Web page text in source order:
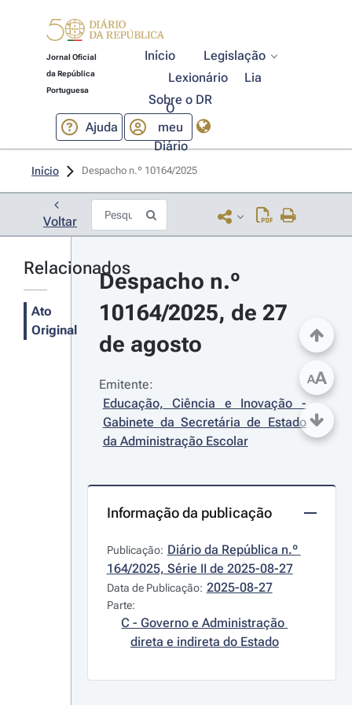
Jornal Oficial
da República
Portuguesa
Início
Legislação
Lexionário
Lia
Sobre o DR
Ajuda
O
meu
Diário
Início Despacho n.º 10164/2025
Voltar
Relacionados
Ato
Original
Despacho n.º
10164/2025, de 27
de agosto
Emitente:
Educação, Ciência e Inovação -
Gabinete da Secretária de Estado
da Administração Escolar
Informação da publicação
Publicação: Diário da República n.º
164/2025, Série II de 2025-08-27
Data de Publicação: 2025-08-27
Parte:
C - Governo e Administração
direta e indireta do Estado
AA